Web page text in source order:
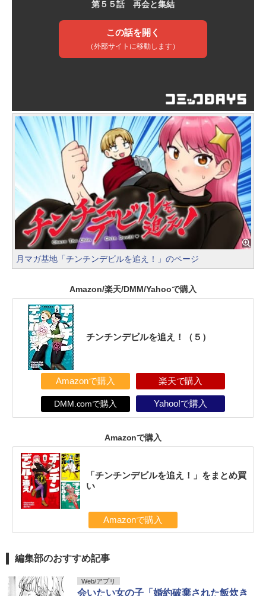
月マガ基地「チンチンデビルを追え！」のページ
Amazon/楽天/DMM/Yahooで購入
チンチンデビルを追え！（５）
Amazonで購入 楽天で購入
DMM.comで購入 Yahoo!で購入
Amazonで購入
「チンチンデビルを追え！」をまとめ買
い
Amazonで購入
編集部のおすすめ記事
Web/アプリ
会いたい女の子「婚約破棄された飯炊き